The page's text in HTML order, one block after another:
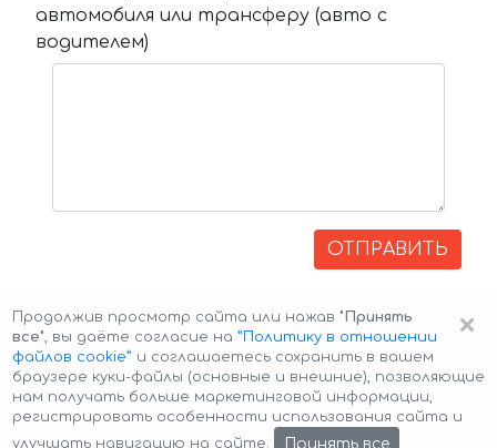
автомобиля или трансферу (авто с
водителем)
ОТПРАВИТЬ
Авторские права © 2026 Авто-Аренда Cookie Policy
×
Продолжив просмотр сайта или нажав "Принять
все", вы даёте согласие на ”Политику в отношении
файлов cookie” и соглашаетесь сохранить в вашем
браузере куки-файлы (основные и внешние), позволяющие
нам получать больше маркетинговой информации,
регистрировать особенности использования сайта и
улучшать навигацию на сайте.
Принять все